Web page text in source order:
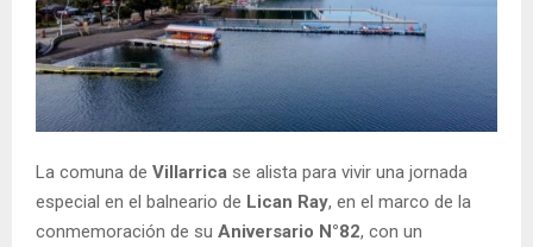
M
N
U
La comuna de Villarrica se alista para vivir una jornada
especial en el balneario de Lican Ray, en el marco de la
conmemoración de su Aniversario N°82, con un